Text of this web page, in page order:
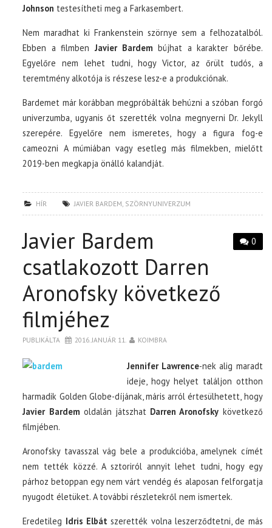
Johnson testesítheti meg a Farkasembert.
Nem maradhat ki Frankenstein szörnye sem a felhozatalból.
Ebben a filmben Javier Bardem bújhat a karakter bőrébe.
Egyelőre nem lehet tudni, hogy Victor, az őrült tudós, a
teremtmény alkotója is részese lesz-e a produkciónak.
Bardemet már korábban megpróbálták behúzni a szóban forgó
univerzumba, ugyanis őt szerették volna megnyerni Dr. Jekyll
szerepére. Egyelőre nem ismeretes, hogy a figura fog-e
cameozni A múmiában vagy esetleg más filmekben, mielőtt
2019-ben megkapja önálló kalandját.
HÍR JAVIER BARDEM, SZÖRNYUNIVERZUM
0
Javier Bardem
csatlakozott Darren
Aronofsky következő
filmjéhez
PUBLIKÁLTA 2016. JANUÁR 11. KOIMBRA
Jennifer Lawrence-nek alig maradt
ideje, hogy helyet találjon otthon
harmadik Golden Globe-díjának, máris arról értesülhetett, hogy
Javier Bardem oldalán játszhatDarren Aronofsky következő
filmjében.
Aronofsky tavasszal vág bele a produkcióba, amelynek címét
nem tették közzé. A sztoriról annyit lehet tudni, hogy egy
párhoz betoppan egy nem várt vendég és alaposan felforgatja
nyugodt életüket. A további részletekről nem ismertek.
Eredetileg Idris Elbát szerették volna leszerződtetni, de más